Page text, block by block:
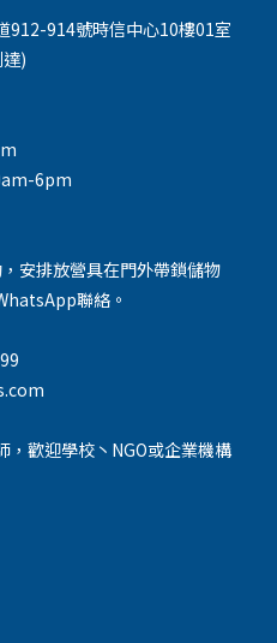
912-914號時信中心10樓01室
)
6pm
安排放營具在門外帶鎖儲物
聯絡。
，歡迎學校丶NGO或企業機構